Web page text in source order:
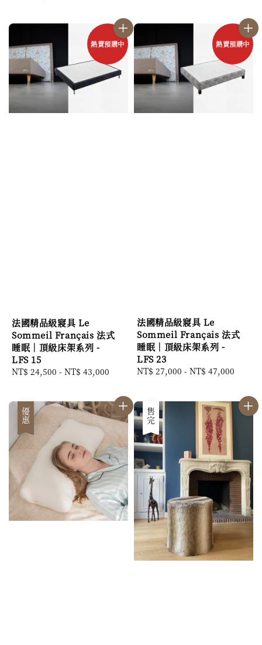
熱賣預購中
法國精品級寢具 Le
Sommeil Français 法式
睡眠｜頂級床架系列 -
LFS 15
Regular
NT$ 24,500 - NT$ 43,000
熱賣預購中
法國精品級寢具 Le
Sommeil Français 法式
睡眠｜頂級床架系列 -
LFS 23
Regular
NT$ 27,000 - NT$ 47,000
優惠 售完